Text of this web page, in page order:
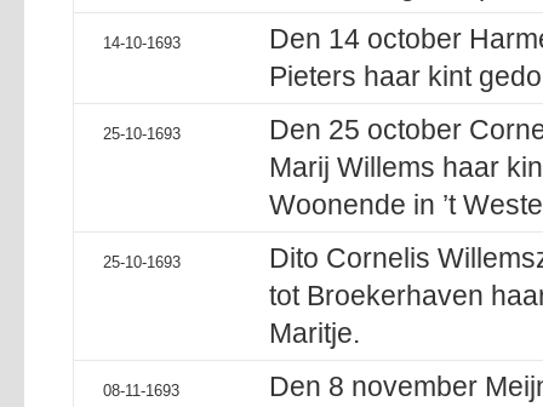
14-10-1693
Den 14 october
Pieters haar kint
25-10-1693
Den 25 october
Marij Willems haar
Woonende in ’t
25-10-1693
Dito Cornelis
tot Broekerhaven
Maritje.
08-11-1693
Den 8 november